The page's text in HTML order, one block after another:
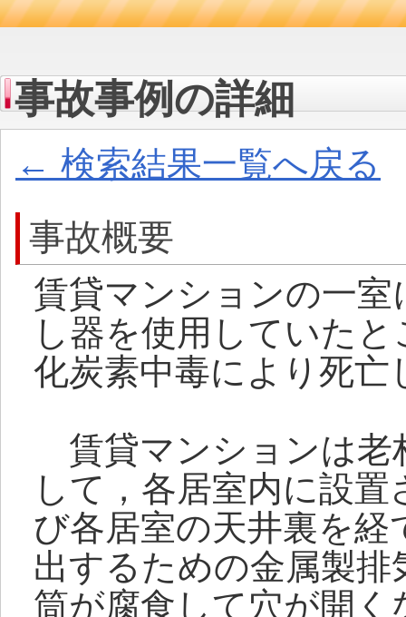
事故事例の詳細
← 検索結果一覧へ戻る
事故概要
賃貸マンションの一
し器を使用していた
化炭素中毒により死亡
賃貸マンションは老
して，各居室内に設
び各居室の天井裏を
出するための金属製
筒が腐食して穴が開